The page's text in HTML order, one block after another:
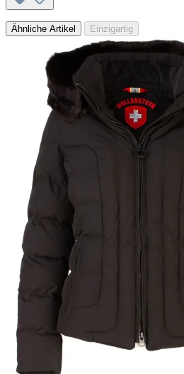
Ähnliche Artikel Einzigartig